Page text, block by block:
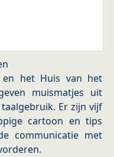
en het Huis van het
muismatjes uit
Er zijn vijf
cartoon en tips
communicatie met